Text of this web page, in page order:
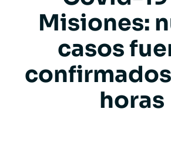
Misiones:
casos
horas